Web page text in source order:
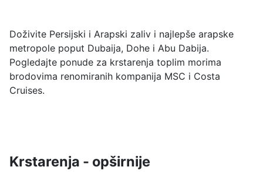
Doživite Persijski i Arapski zaliv i najlepše arapske
metropole poput Dubaija, Dohe i Abu Dabija.
Pogledajte ponude za krstarenja toplim morima
brodovima renomiranih kompanija MSC i Costa
Cruises.
Krstarenja - opširnije